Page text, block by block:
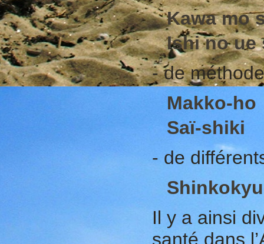
Kawa mo
Ishi no ue
- de
Makko-ho
Saï-shiki
- de
Il y a ainsi
santé dans